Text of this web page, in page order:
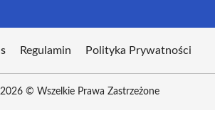
Regulamin Polityka Prywatności
© Wszelkie Prawa Zastrzeżone